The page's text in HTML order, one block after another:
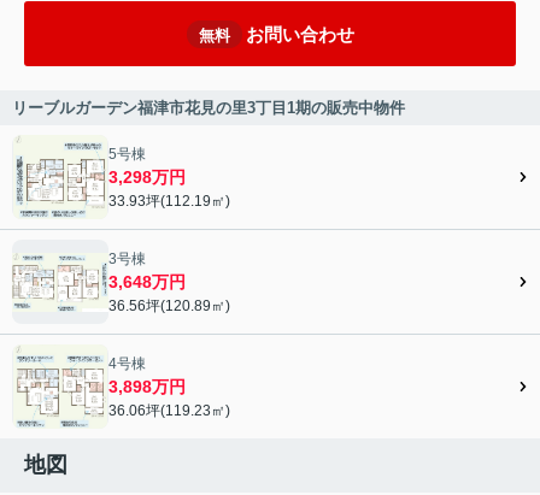
無料 お問い合わせ
リーブルガーデン福津市花見の里3丁目1期の販売中物件
5号棟
3,298万円
33.93坪(112.19㎡)
3号棟
3,648万円
36.56坪(120.89㎡)
4号棟
3,898万円
36.06坪(119.23㎡)
地図